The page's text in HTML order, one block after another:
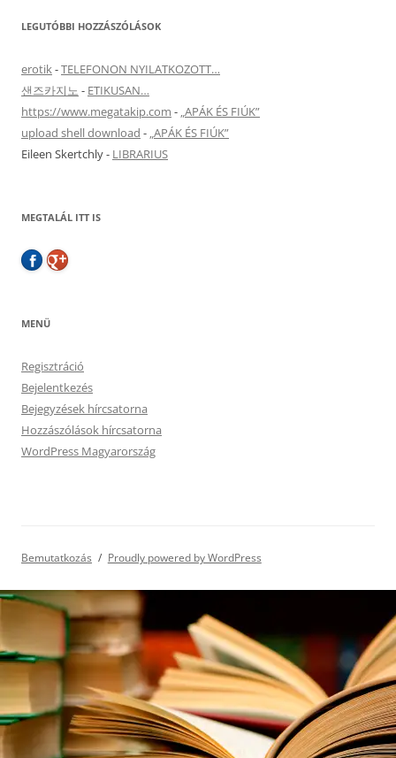
LEGUTÓBBI HOZZÁSZÓLÁSOK
erotik-TELEFONON NYILATKOZOTT…
샌즈카지노 - ETIKUSAN…
https://www.megatakip.com - „APÁK ÉS FIÚK”
upload shell download - „APÁK ÉS FIÚK”
Eileen Skertchly- LIBRARIUS
MEGTALÁL ITT IS
MENÜ
Regisztráció
Bejelentkezés
Bejegyzések hírcsatorna
Hozzászólások hírcsatorna
WordPress Magyarország
Bemutatkozás Proudly powered by WordPress